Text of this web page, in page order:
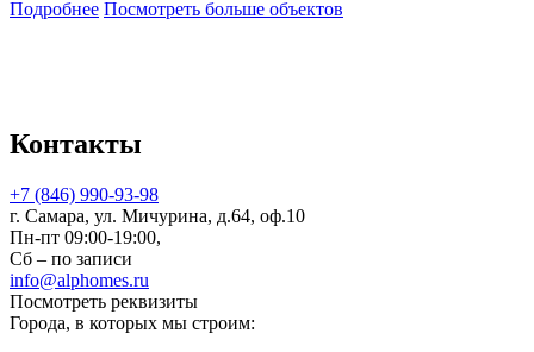
Подробнее Посмотреть больше объектов
Контакты
+7 (846) 990-93-98
г. Самара, ул. Мичурина, д.64, оф.10
Пн-пт 09:00-19:00,
Сб – по записи
info@alphomes.ru
Посмотреть реквизиты
Города, в которых мы строим: